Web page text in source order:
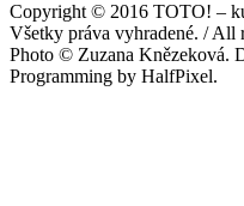
Copyright © 2016 TOTO! –
Všetky práva vyhradené. / All
Photo © Zuzana Knězeková.
Programming by HalfPixel.